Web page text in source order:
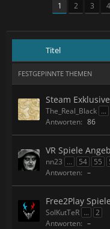
1 2 3 4
Titel
FESTGEPINNTE THEMEN
Steam
The_Real_Black ...
Antworten: 86
VR Spiele
nn23 ... 54 55
Antworten: –
Free2Play
SolKutTeR ...
2
Antworten: –